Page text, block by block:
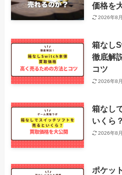
価格を
2026年8
箱なし
徹底解
コツ
2026年8
箱なし
いくら
2026年8
ポケッ